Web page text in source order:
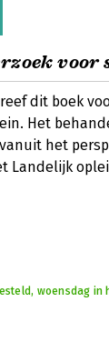
voor
dit boek
Het
het
Landelijk
woensdag